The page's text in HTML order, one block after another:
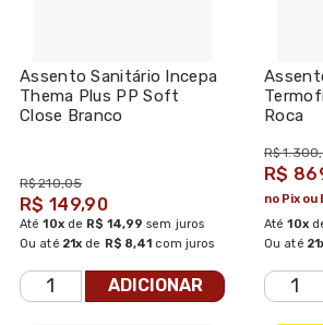
Assento Sanitário Incepa
Thema Plus PP Soft
Close Branco
R$ 210,05
R$ 149,90
Até10xde R$ 14,99 sem juros
Ou até 21x de R$ 8,41 com juros
ADICIONAR
Roca
R$
R$
Até10x
Ou até
no Pix ou